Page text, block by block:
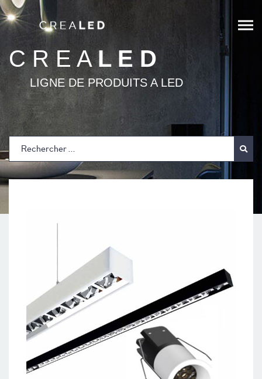
;
C R E AL E D
LIGNE DE PRODUITS A LED